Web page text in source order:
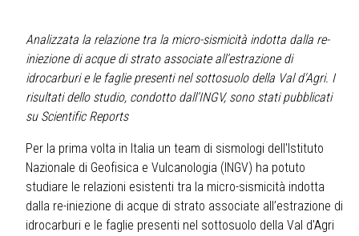
Analizzata la relazione tra la micro-sismicità indotta dalla re-
iniezione di acque di strato associate all’estrazione di
idrocarburi e le faglie presenti nel sottosuolo della Val d'Agri. I
risultati dello studio, condotto dall’INGV, sono stati pubblicati
su Scientific Reports
Per la prima volta in Italia un team di sismologi dell'Istituto
Nazionale di Geofisica e Vulcanologia (INGV) ha potuto
studiare le relazioni esistenti tra la micro-sismicità indotta
dalla re-iniezione di acque di strato associate all’estrazione di
idrocarburi e le faglie presenti nel sottosuolo della Val d'Agri